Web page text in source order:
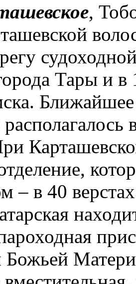
,
Тары и в
– в 40
Божьей